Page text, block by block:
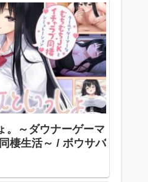
。～ダウナーゲーマ
棲生活～ / ボウサバ